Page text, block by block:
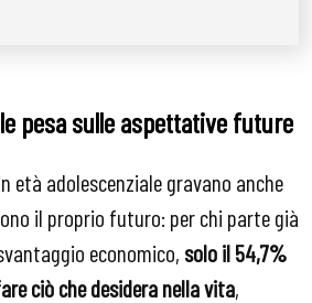
pesa sulle aspettative future
età adolescenziale gravano anche
il proprio futuro: per chi parte già
economico, solo il 54,7%
ciò che desidera nella vita,